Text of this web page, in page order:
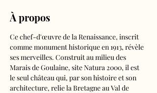
À propos
Ce chef-d'œuvre de la Renaissance, inscrit
comme monument historique en 1913, révèle
ses merveilles. Construit au milieu des
Marais de Goulaine, site Natura 2000, il est
le seul château qui, par son histoire et son
architecture, relie la Bretagne au Val de